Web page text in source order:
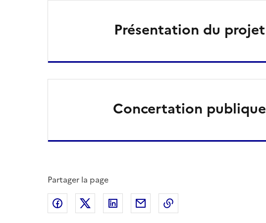
Présentation du projet
Concertation publique
Partager la page
Partager sur Facebook
Partager sur XPartager sur LinkedIn
Partager par email